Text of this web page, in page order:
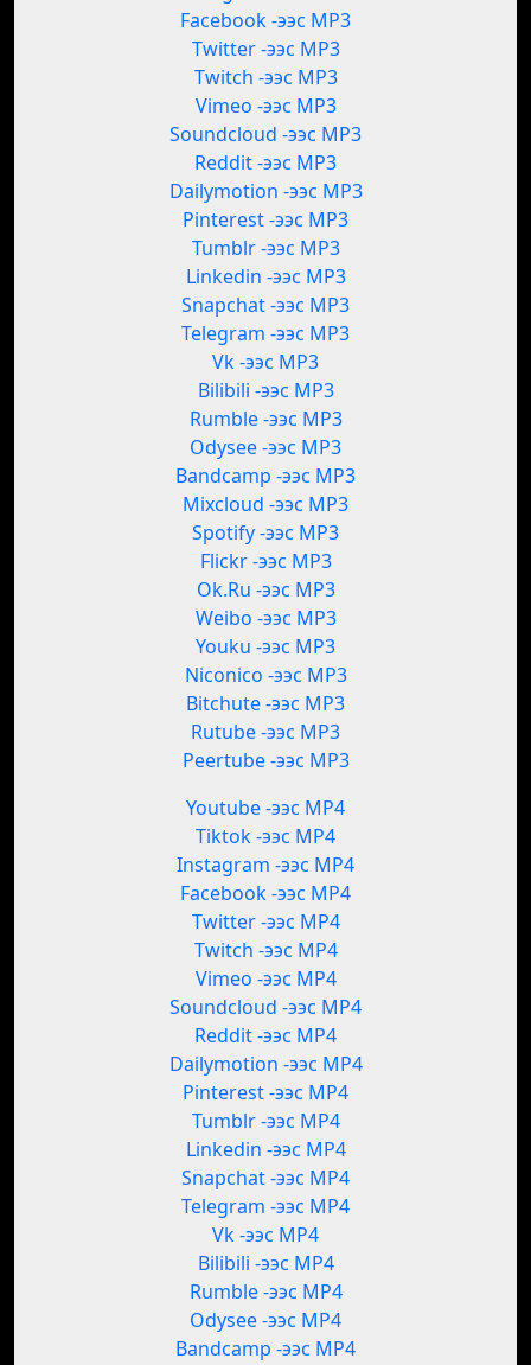
Facebook -ээс MP3
Twitter -ээс MP3
Twitch -ээс MP3
Vimeo -ээс MP3
Soundcloud -ээс MP3
Reddit -ээс MP3
Dailymotion -ээс MP3
Pinterest -ээс MP3
Tumblr -ээс MP3
Linkedin -ээс MP3
Snapchat -ээс MP3
Telegram -ээс MP3
Vk -ээс MP3
Bilibili -ээс MP3
Rumble -ээс MP3
Odysee -ээс MP3
Bandcamp -ээс MP3
Mixcloud -ээс MP3
Spotify -ээс MP3
Flickr -ээс MP3
Ok.Ru -ээс MP3
Weibo -ээс MP3
Youku -ээс MP3
Niconico -ээс MP3
Bitchute -ээс MP3
Rutube -ээс MP3
Peertube -ээс MP3
Youtube -ээс MP4
Tiktok -ээс MP4
Instagram -ээс MP4
Facebook -ээс MP4
Twitter -ээс MP4
Twitch -ээс MP4
Vimeo -ээс MP4
Soundcloud -ээс MP4
Reddit -ээс MP4
Dailymotion -ээс MP4
Pinterest -ээс MP4
Tumblr -ээс MP4
Linkedin -ээс MP4
Snapchat -ээс MP4
Telegram -ээс MP4
Vk -ээс MP4
Bilibili -ээс MP4
Rumble -ээс MP4
Odysee -ээс MP4
Bandcamp -ээс MP4